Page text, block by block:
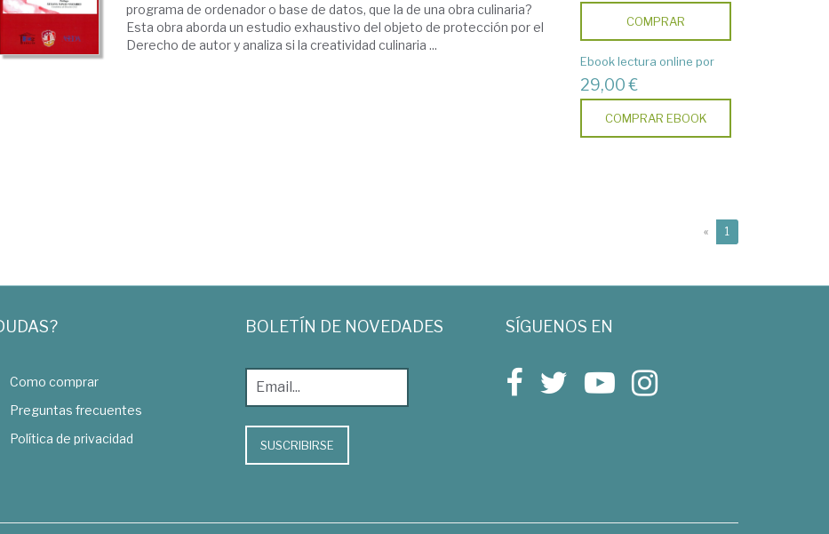
programa de ordenador o base de datos, que la de una obra culinaria?
Esta obra aborda un estudio exhaustivo del objeto de protección por el
Derecho de autor y analiza si la creatividad culinaria ...
COMPRAR
Ebook lectura online por
29,00 €
COMPRAR EBOOK
« 1
Como comprar
Preguntas frecuentes
Política de privacidad
BOLETÍN DE NOVEDADES
SUSCRIBIRSE
SÍGUENOS EN